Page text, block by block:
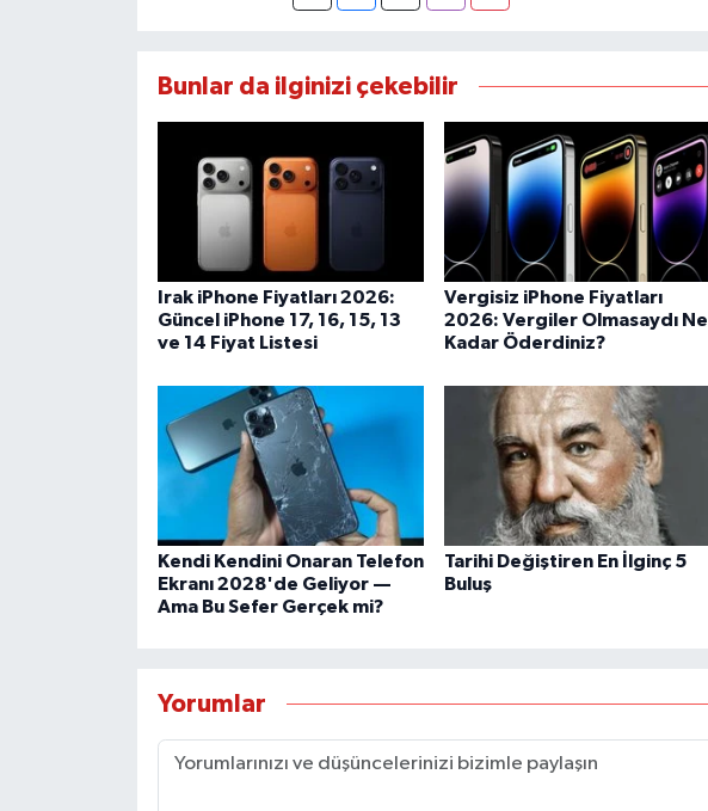
Bunlar da ilginizi çekebilir
Irak iPhone Fiyatları 2026:
Güncel iPhone 17, 16, 15, 13
ve 14 Fiyat Listesi
Vergisiz iPhone Fiyatları
2026: Vergiler Olmasaydı Ne
Kadar Öderdiniz?
Kendi Kendini Onaran Telefon
Ekranı 2028'de Geliyor —
Ama Bu Sefer Gerçek mi?
Tarihi Değiştiren En İlginç 5
Buluş
Yorumlar